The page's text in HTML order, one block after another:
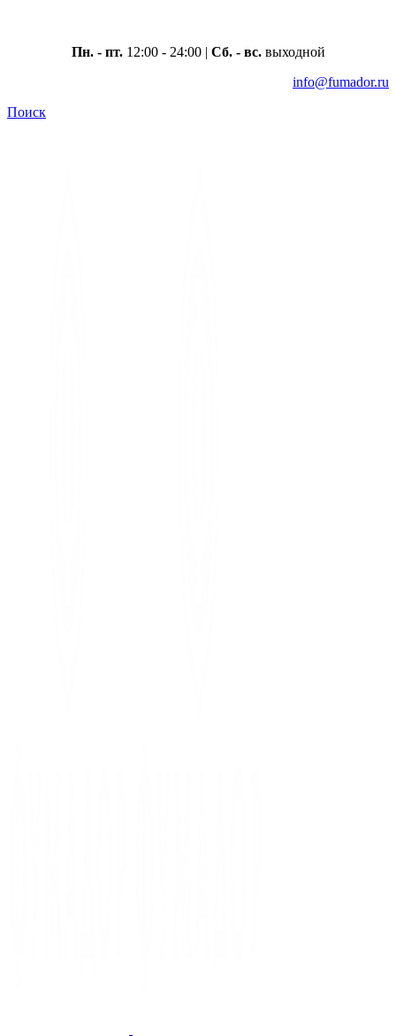
Пн. - пт.12:00 - 24:00 | Сб. - вс.выходной
info@fumador.ru
Поиск